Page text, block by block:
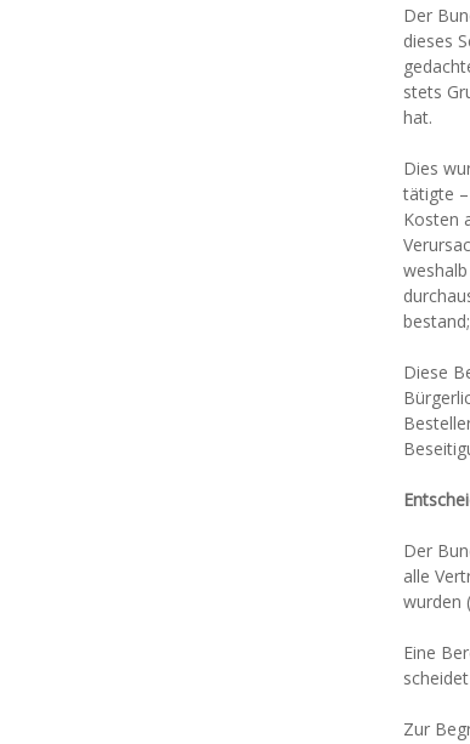
Der
dieses
stets
hat.
Dies
tätigte
Kosten
Diese
Der
alle
wurden
Eine
Zur